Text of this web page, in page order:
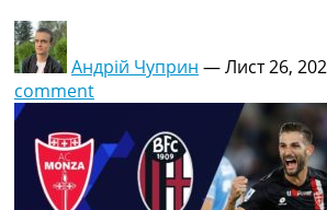
Андрій Чуприн —Лист 26,
comment